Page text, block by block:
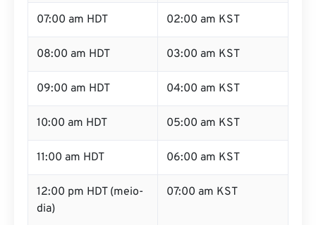
07:00 am HDT 02:00 am KST
08:00 am HDT 03:00 am KST
09:00 am HDT 04:00 am KST
10:00 am HDT 05:00 am KST
11:00 am HDT 06:00 am KST
12:00 pm HDT (meio-
dia)
07:00 am KST